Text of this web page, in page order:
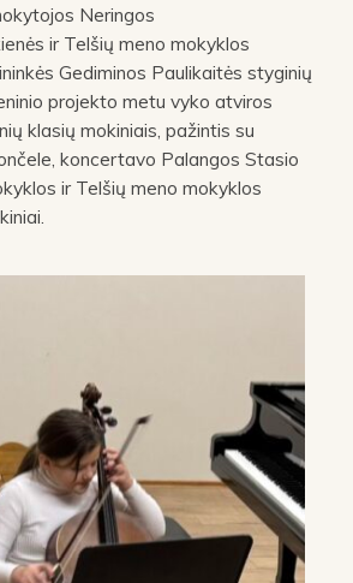
Neringos
ir Telšių meno mokyklos
Gediminos Paulikaitės styginių
projekto metu vyko atviros
klasių mokiniais, pažintis su
koncertavo Palangos Stasio
ir Telšių meno mokyklos